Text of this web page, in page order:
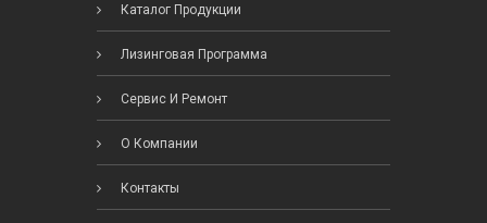
Каталог Продукции
Лизинговая Программа
Сервис И Ремонт
О Компании
Контакты